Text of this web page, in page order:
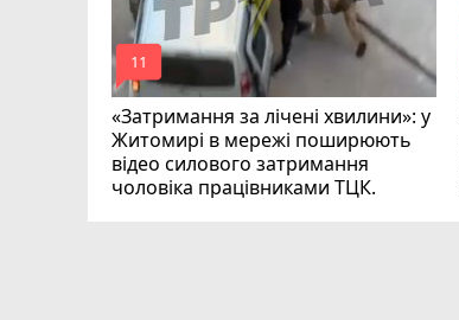
«Затримання за лічені хвилини»: у
Житомирі в мережі поширюють
відео силового затримання
чоловіка працівниками ТЦК.
mode_comment
11